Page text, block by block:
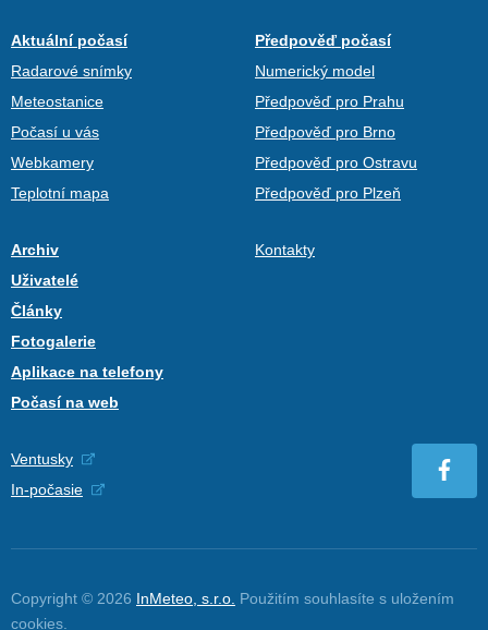
Aktuální počasí
Radarové snímky
Meteostanice
Počasí u vás
Webkamery
Teplotní mapa
Předpověď počasí
Numerický model
Předpověď pro Prahu
Předpověď pro Brno
Předpověď pro Ostravu
Předpověď pro Plzeň
Archiv
Uživatelé
Články
Fotogalerie
Aplikace na telefony
Počasí na web
Kontakty
Ventusky
In-počasie
Copyright © 2026 InMeteo, s.r.o. Použitím souhlasíte s uložením
cookies